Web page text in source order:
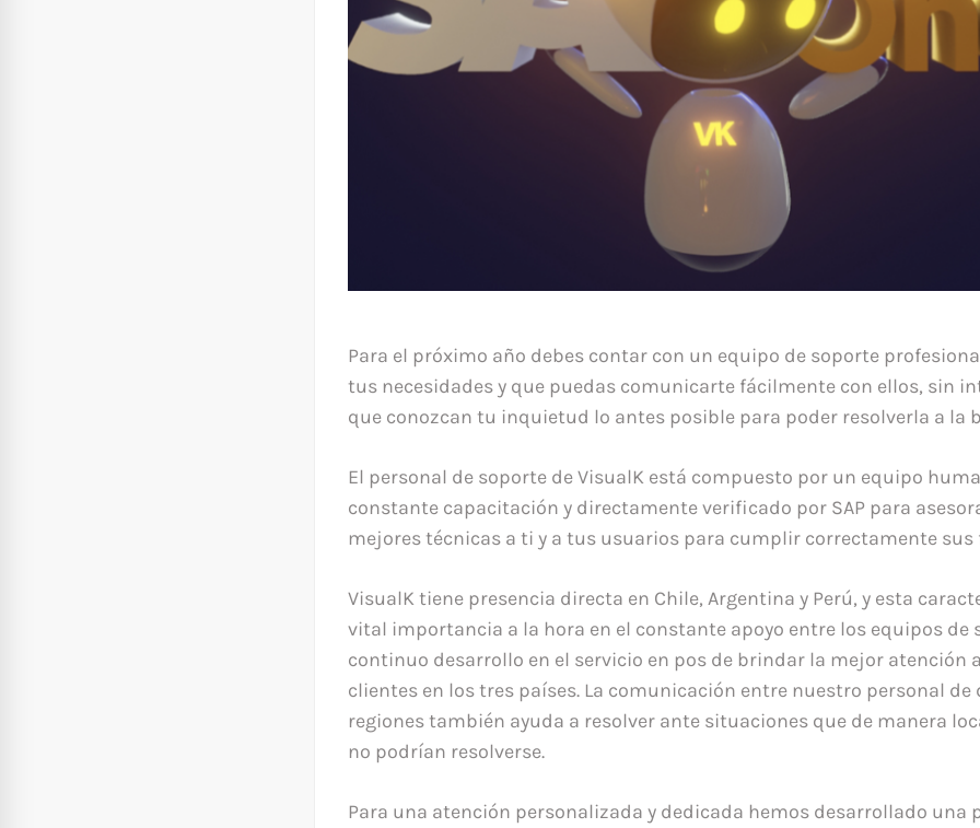
Para el próximo año debes contar con un equipo de soporte
tus necesidades y que puedas comunicarte fácilmente con ellos, sin
que conozcan tu inquietud lo antes posible para poder resolverla a la
El personal de soporte de VisualK está compuesto por un equipo
constante capacitación y directamente verificado por SAP para
mejores técnicas a ti y a tus usuarios para cumplir correctamente sus
VisualK tiene presencia directa en Chile, Argentina y Perú, y esta
vital importancia a la hora en el constante apoyo entre los equipos de
continuo desarrollo en el servicio en pos de brindar la mejor atención
clientes en los tres países. La comunicación entre nuestro personal
regiones también ayuda a resolver ante situaciones que de manera
no podrían resolverse.
Para una atención personalizada y dedicada hemos desarrollado una